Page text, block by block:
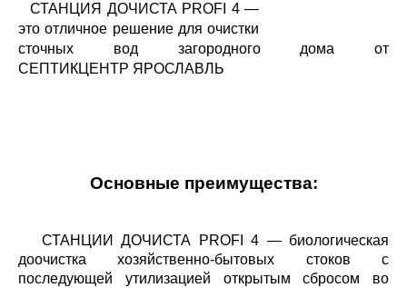
СТАНЦИЯ ДОЧИСТА PROFI 4—
это отличное решение для очистки
сточных вод загородного дома от
СЕПТИКЦЕНТР ЯРОСЛАВЛЬ
Основные преимущества:
СТАНЦИИ ДОЧИСТА PROFI 4 — биологическая
доочистка хозяйственно-бытовых стоков с
последующей утилизацией открытым сбросом во